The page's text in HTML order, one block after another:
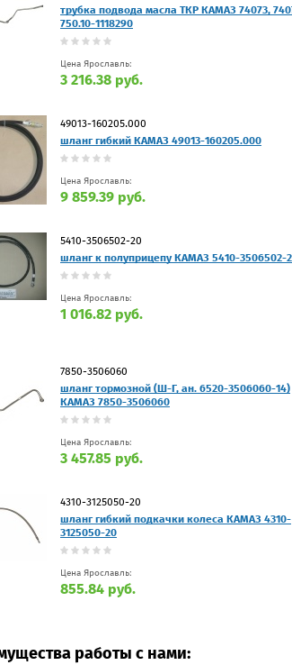
трубка подвода масла ТКР КАМАЗ 74073,
750.10-1118290
Цена Ярославль:
3 216.38 руб.
49013-160205.000
шланг гибкий КАМАЗ 49013-160205.000
Цена Ярославль:
9 859.39 руб.
5410-3506502-20
шланг к полуприцепу КАМАЗ 5410-3506502-
Цена Ярославль:
1 016.82 руб.
7850-3506060
шланг тормозной (Ш-Г, ан. 6520-3506060-14)
КАМАЗ 7850-3506060
Цена Ярославль:
3 457.85 руб.
4310-3125050-20
шланг гибкий подкачки колеса КАМАЗ 4310-
3125050-20
Цена Ярославль:
855.84 руб.
работы с нами: